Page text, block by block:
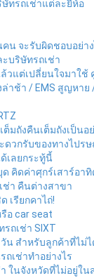
ทรถเช่าแต่ละยี่ห้อ
น จะรับผิดชอบอย่า
บริษัทรถเช่า
วแต่เปลี่ยนใจมาใช้
าช้า / EMS สูญหา
มถังคืนเต็มถังเป็นอ
ดวกรับของทางไปร
เลยกระทู้นี้
คิดค่าศุกร์เสาร์อาทิ
ช่า คืนต่างสาขา
เรียกคาไถ่!
อ car seat
ถเช่า SIXT
สำหรับลูกค้าที่ไม่ไ
ถเช่าทำอย่างไร
ในจังหวัดที่ไม่อยู่ใ